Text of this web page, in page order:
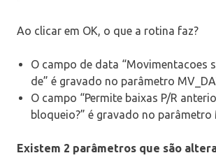
Ao clicar em OK, o que a rotina faz?
O campo de data “Movimentacoes
de” é gravado no parâmetro
O campo “Permite baixas P/R
bloqueio?” é gravado no parâmetro
Existem 2 parâmetros que são